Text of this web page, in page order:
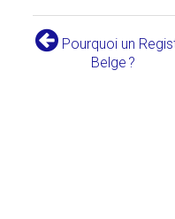
Pourquoi un
Belge ?